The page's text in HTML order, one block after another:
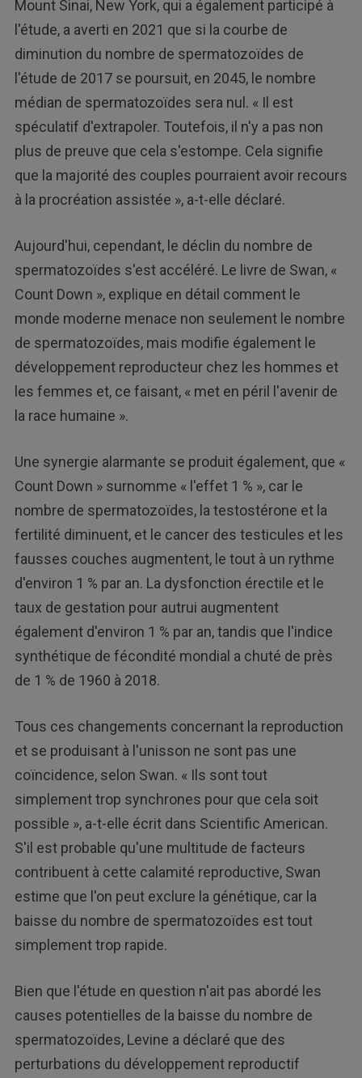
Mount Sinai, New York, qui a également participé à
l'étude, a averti en 2021 que si la courbe de
diminution du nombre de spermatozoïdes de
l'étude de 2017 se poursuit, en 2045, le nombre
médian de spermatozoïdes sera nul. « Il est
spéculatif d'extrapoler. Toutefois, il n'y a pas non
plus de preuve que cela s'estompe. Cela signifie
que la majorité des couples pourraient avoir recours
à la procréation assistée », a-t-elle déclaré.
Aujourd'hui, cependant, le déclin du nombre de
spermatozoïdes s'est accéléré. Le livre de Swan, «
Count Down », explique en détail comment le
monde moderne menace non seulement le nombre
de spermatozoïdes, mais modifie également le
développement reproducteur chez les hommes et
les femmes et, ce faisant, « met en péril l'avenir de
la race humaine ».
Une synergie alarmante se produit également, que «
Count Down » surnomme « l'effet 1 % », car le
nombre de spermatozoïdes, la testostérone et la
fertilité diminuent, et le cancer des testicules et les
fausses couches augmentent, le tout à un rythme
d'environ 1 % par an. La dysfonction érectile et le
taux de gestation pour autrui augmentent
également d'environ 1 % par an, tandis que l'indice
synthétique de fécondité mondial a chuté de près
de 1 % de 1960 à 2018.
Tous ces changements concernant la reproduction
et se produisant à l'unisson ne sont pas une
coïncidence, selon Swan. « Ils sont tout
simplement trop synchrones pour que cela soit
possible », a-t-elle écrit dans Scientific American.
S'il est probable qu'une multitude de facteurs
contribuent à cette calamité reproductive, Swan
estime que l'on peut exclure la génétique, car la
baisse du nombre de spermatozoïdes est tout
simplement trop rapide.
Bien que l'étude en question n'ait pas abordé les
causes potentielles de la baisse du nombre de
spermatozoïdes, Levine a déclaré que des
perturbations du développement reproductif